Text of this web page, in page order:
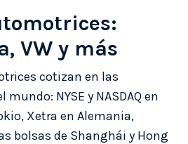
VW y más
cotizan en las
NYSE y NASDAQ en
Xetra en Alemania,
bolsas de Shanghái y Hong